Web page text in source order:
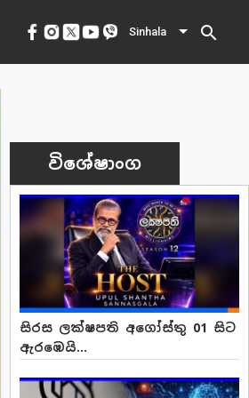
Sinhala search
විශේෂාංග
සිරස ලක්ෂපති අගෝස්තු 01 සිට
ඇරඹෙයි...